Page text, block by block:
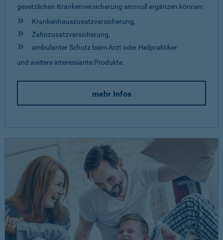
gesetzlichen Krankenversicherung sinnvoll ergänzen können:
Krankenhauszusatzversicherung,
Zahnzusatzversicherung,
ambulanter Schutz beim Arzt oder Heilpraktiker
und weitere interessante Produkte.
mehr Infos